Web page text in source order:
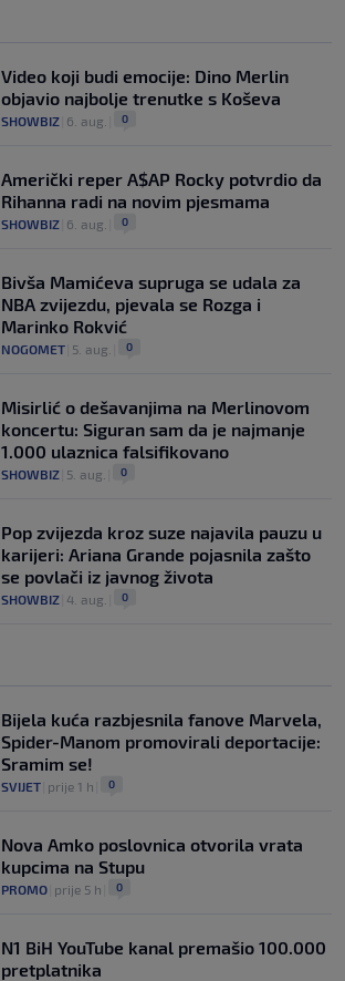
Video koji budi emocije: Dino Merlin
objavio najbolje trenutke s Koševa
SHOWBIZ 6. aug. 0
Američki reper A$AP Rocky potvrdio da
Rihanna radi na novim pjesmama
SHOWBIZ 6. aug. 0
Bivša Mamićeva supruga se udala za
NBA zvijezdu, pjevala se Rozga i
Marinko Rokvić
NOGOMET 5. aug. 0
Misirlić o dešavanjima na Merlinovom
koncertu: Siguran sam da je najmanje
1.000 ulaznica falsifikovano
SHOWBIZ 5. aug. 0
Pop zvijezda kroz suze najavila pauzu u
karijeri: Ariana Grande pojasnila zašto
se povlači iz javnog života
SHOWBIZ 4. aug. 0
Bijela kuća razbjesnila fanove Marvela,
Spider-Manom promovirali deportacije:
Sramim se!
SVIJET prije 1 h 0
Nova Amko poslovnica otvorila vrata
kupcima na Stupu
PROMO prije 5 h 0
N1 BiH YouTube kanal premašio 100.000
pretplatnika